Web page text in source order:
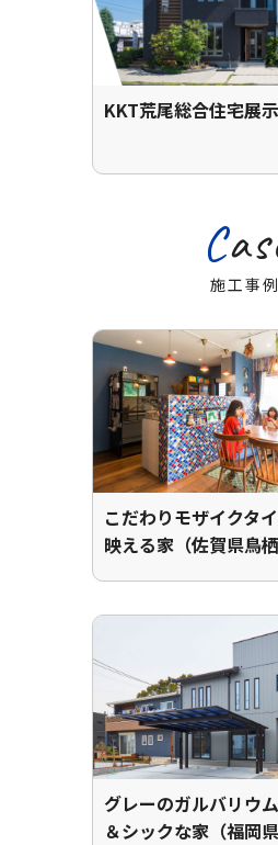
KKT荒尾総合住宅展
施工事例
こだわりモザイクタ
映える家（佐賀県鳥栖
グレーのガルバリウ
＆シックな家（福岡